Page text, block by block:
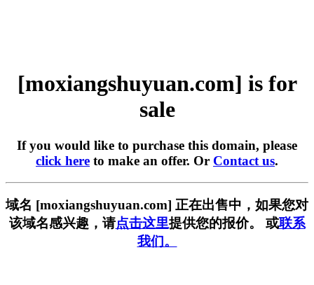
[moxiangshuyuan.com] is for
sale
If you would like to purchase this domain, please
click here to make an offer. Or Contact us.
域名 [moxiangshuyuan.com] 正在出售中，如果您对
该域名感兴趣，请点击这里提供您的报价。 或联系
我们。